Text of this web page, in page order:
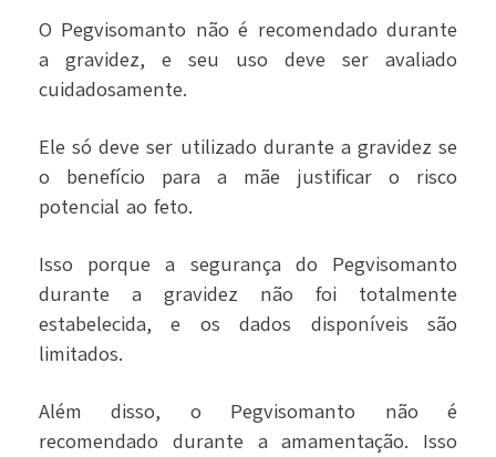
O Pegvisomanto não é recomendado durante
a gravidez, e seu uso deve ser avaliado
cuidadosamente.
Ele só deve ser utilizado durante a gravidez se
o benefício para a mãe justificar o risco
potencial ao feto.
Isso porque a segurança do Pegvisomanto
durante a gravidez não foi totalmente
estabelecida, e os dados disponíveis são
limitados.
Além disso, o Pegvisomanto não é
recomendado durante a amamentação. Isso